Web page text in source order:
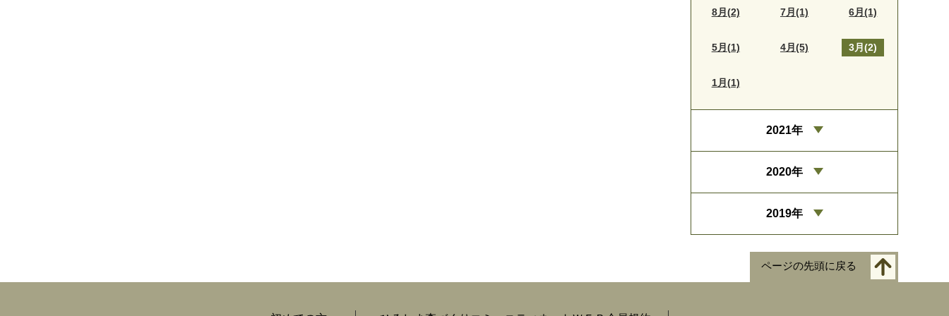
8月(2) 7月(1) 6月(1)
5月(1) 4月(5) 3月(2)
1月(1)
2021年
2020年
2019年
ページの先頭に戻る